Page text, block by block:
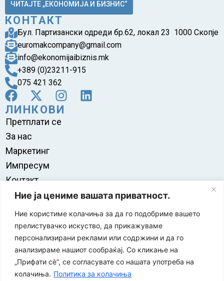
Ние ја цениме вашата приватност.
Ние користиме колачиња за да го подобриме вашето
прелистувачко искуство, да прикажуваме
персонализирани реклами или содржини и да го
анализираме нашиот сообраќај. Со кликање на
„Прифати сè“, се согласувате со нашата употреба на
колачиња. Политика за колачиња
ЧИТАЈТЕ „ЕКОНОМИЈА И БИЗНИС“
КОНТАКТ
Бул. Партизански одреди бр.62, локал 23 1000 Скопје
euromakcompany@gmail.com
info@ekonomijaibiznis.mk
+389 (0)23211-915
075 421 362
ЛИНКОВИ
Претплати се
За нас
Маркетинг
Импресум
Контакт
Правила на користење